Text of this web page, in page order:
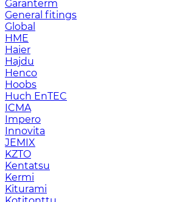
Garanterm
General fitings
Global
HME
Haier
Hajdu
Henco
Hoobs
Huch EnTEC
ICMA
Impero
Innovita
JEMIX
KZTO
Kentatsu
Kermi
Kiturami